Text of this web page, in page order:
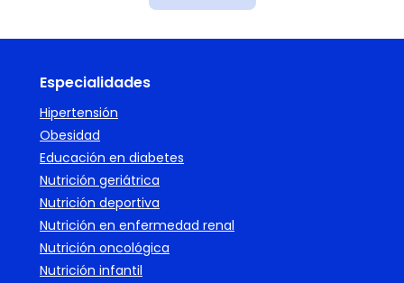
Especialidades
Hipertensión
Obesidad
Educación en diabetes
Nutrición geriátrica
Nutrición deportiva
Nutrición en enfermedad renal
Nutrición oncológica
Nutrición infantil